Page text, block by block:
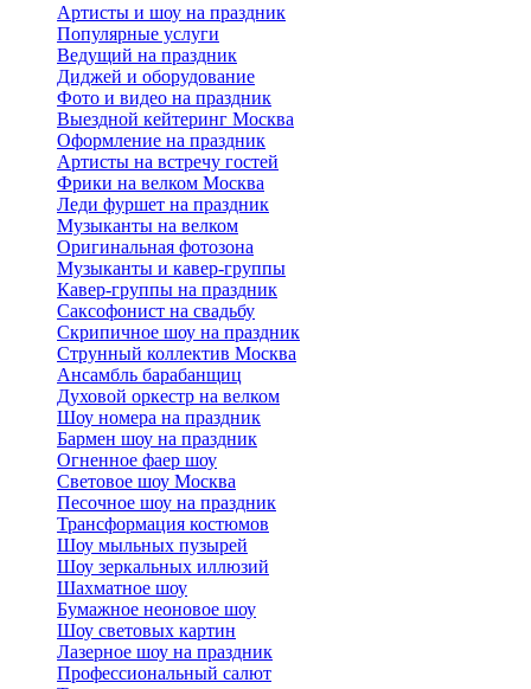
Артисты и шоу на праздник
Популярные услуги
Ведущий на праздник
Диджей и оборудование
Фото и видео на праздник
Выездной кейтеринг Москва
Оформление на праздник
Артисты на встречу гостей
Фрики на велком Москва
Леди фуршет на праздник
Музыканты на велком
Оригинальная фотозона
Музыканты и кавер-группы
Кавер-группы на праздник
Саксофонист на свадьбу
Скрипичное шоу на праздник
Струнный коллектив Москва
Ансамбль барабанщиц
Духовой оркестр на велком
Шоу номера на праздник
Бармен шоу на праздник
Огненное фаер шоу
Световое шоу Москва
Песочное шоу на праздник
Трансформация костюмов
Шоу мыльных пузырей
Шоу зеркальных иллюзий
Шахматное шоу
Бумажное неоновое шоу
Шоу световых картин
Лазерное шоу на праздник
Профессиональный салют